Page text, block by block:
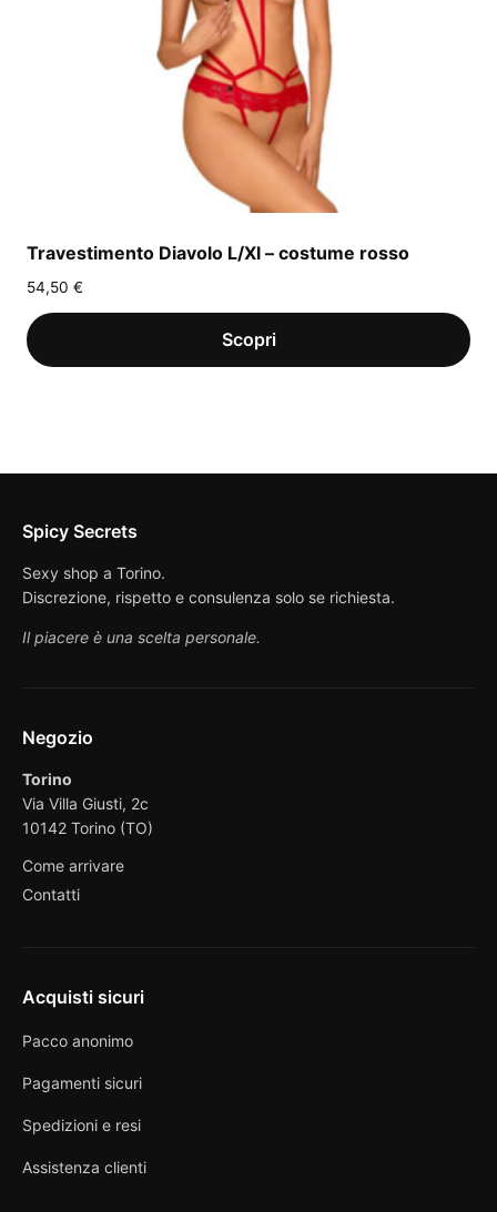
Travestimento Diavolo L/Xl – costume rosso
54,50 €
Spicy Secrets
Sexy shop a Torino.
Discrezione, rispetto e consulenza solo se richiesta.
Il piacere è una scelta personale.
Negozio
Torino
Via Villa Giusti, 2c
10142 Torino (TO)
Come arrivare
Contatti
Acquisti sicuri
Pacco anonimo
Pagamenti sicuri
Spedizioni e resi
Assistenza clienti